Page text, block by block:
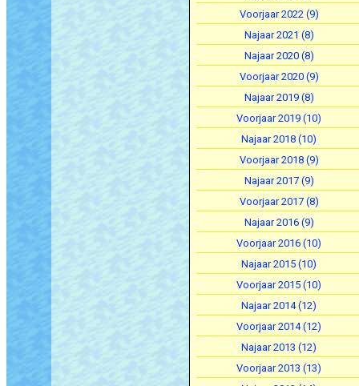
Voorjaar 2022 (9)
Najaar 2021 (8)
Najaar 2020 (8)
Voorjaar 2020 (9)
Najaar 2019 (8)
Voorjaar 2019 (10)
Najaar 2018 (10)
Voorjaar 2018 (9)
Najaar 2017 (9)
Voorjaar 2017 (8)
Najaar 2016 (9)
Voorjaar 2016 (10)
Najaar 2015 (10)
Voorjaar 2015 (10)
Najaar 2014 (12)
Voorjaar 2014 (12)
Najaar 2013 (12)
Voorjaar 2013 (13)